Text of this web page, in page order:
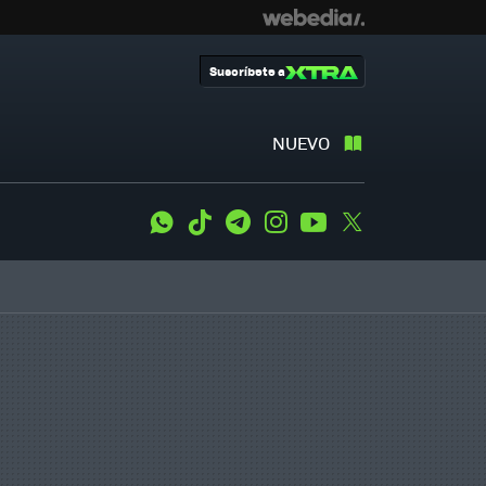
NUEVO
Suscríbete a
WhatsApp
Tiktok TelegramInstagramYoutube